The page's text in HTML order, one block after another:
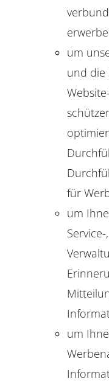
um
und die
für
um
um